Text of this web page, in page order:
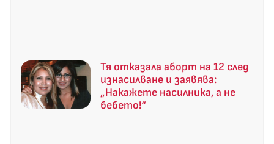
Тя отказала аборт на 12 след
изнасилване и заявява:
„Накажете насилника, а не
бебето!“